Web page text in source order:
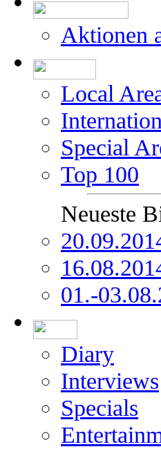
Aktionen
Local
Special
Top 100
Neueste
01.-
Diary
Interviews
Specials